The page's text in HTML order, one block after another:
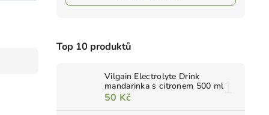
Top 10 produktů
Vilgain Electrolyte Drink
mandarinka s citronem 500 ml
50 Kč